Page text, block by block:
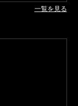
一覧を見る